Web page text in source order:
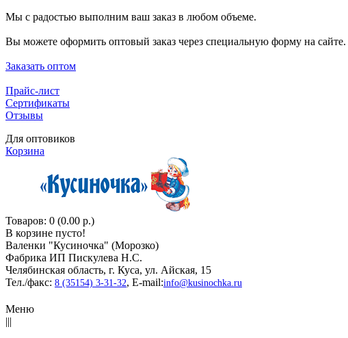
Мы с радостью выполним ваш заказ в любом объеме.
Вы можете оформить оптовый заказ через специальную форму на сайте.
Заказать оптом
Прайс-лист
Сертификаты
Отзывы
Для оптовиков
Корзина
Товаров: 0 (0.00 р.)
В корзине пусто!
Валенки "Кусиночкa" (Морозко)
Фабрика ИП Пискулева Н.С.
Челябинская область, г. Куса, ул. Айская, 15
Тел./факс: 8 (35154) 3-31-32, E-mail:info@kusinochka.ru
Меню
|||